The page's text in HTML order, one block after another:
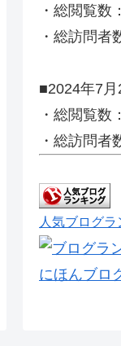
・総閲覧数
・総訪問者
■2024年7月
・総閲覧数
・総訪問者
人気ブログ
にほんブロ